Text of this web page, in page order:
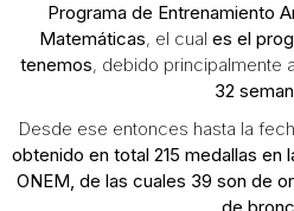
Programa de Entrenamiento
Matemáticas, el cual es el
tenemos, debido principalmente
32
Desde ese entonces hasta la
obtenido en total 215 medallas en
ONEM, de las cuales 39 son de